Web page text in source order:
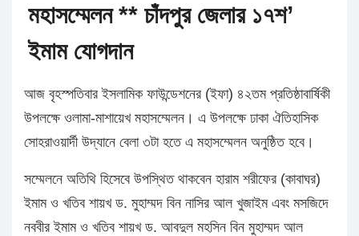
মহাসম্মেলন ** চাঁদপুর জেলার ১৭শ’
ইমাম যোগদান
আজ বৃহস্পতিবার ইসলামিক ফাউন্ডেশনের (ইফা) ৪২তম প্রতিষ্ঠাবার্ষিকী
উপলক্ষে ওলামা-মাশায়েখ মহাসম্মেলন। এ উপলক্ষে ঢাকা ঐতিহাসিক
সোহরাওয়ার্দী উদ্যানে বেলা ৩টা হতে এ মহাসম্মেলন অনুষ্ঠিত হবে।
সম্মেলনে অতিথি হিসেবে উপস্থিত থাকবেন হারাম শরীফের (কাবাঘর)
ইমাম ও খতিব শায়খ ড. মুহাম্মদ বিন নাসির আল খুজাইম এবং মসজিদে
নববীর ইমাম ও খতিব শায়খ ড. আবদুল মহসিন বিন মুহাম্মদ আল